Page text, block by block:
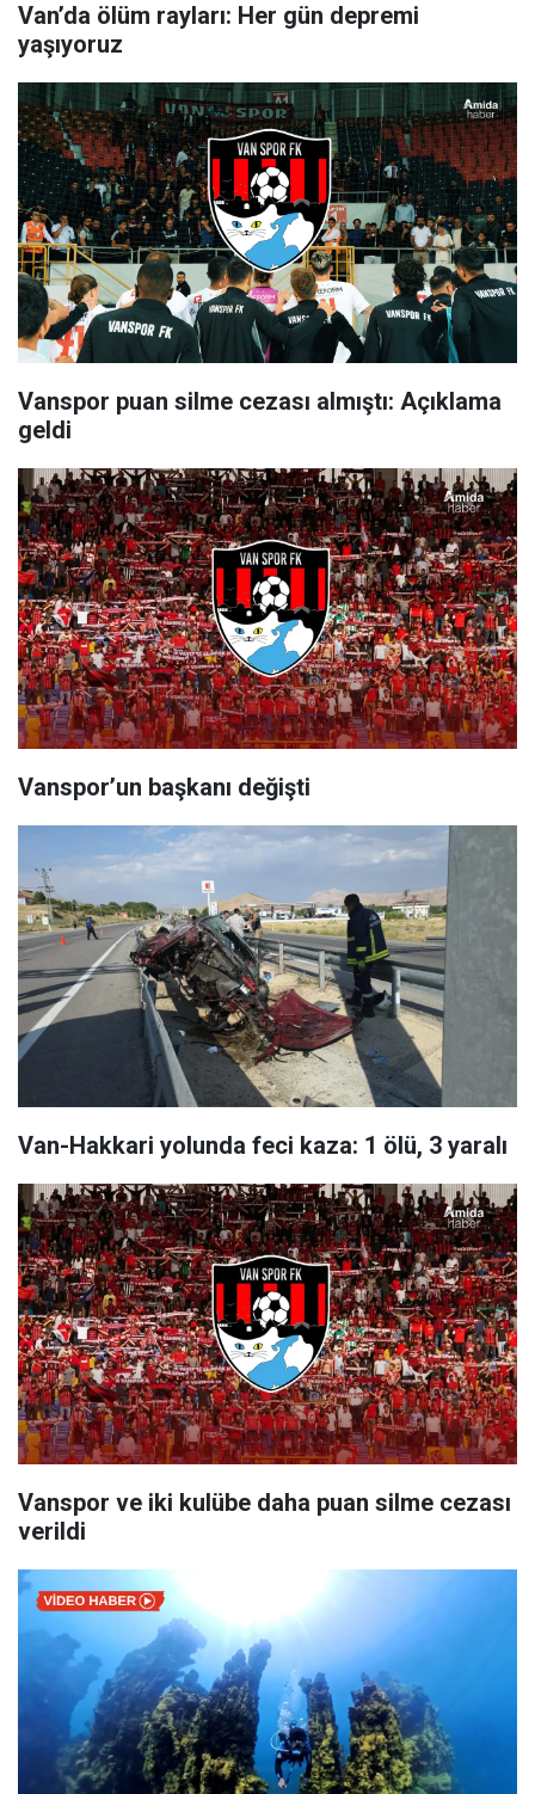
Van’da ölüm rayları: Her gün depremi
yaşıyoruz
Vanspor puan silme cezası almıştı: Açıklama
geldi
Vanspor’un başkanı değişti
Van-Hakkari yolunda feci kaza: 1 ölü, 3 yaralı
Vanspor ve iki kulübe daha puan silme cezası
verildi